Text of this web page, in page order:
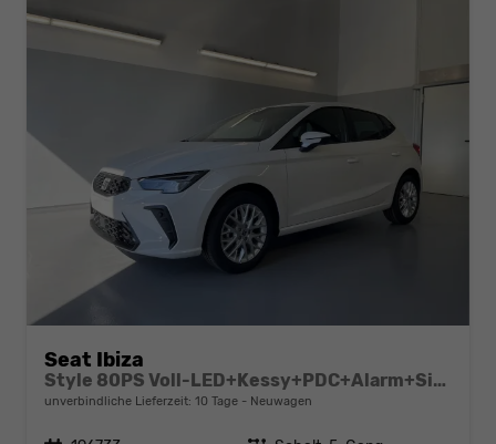
Seat Ibiza
Style 80PS Voll-LED+Kessy+PDC+Alarm+Sitzheizung+Kamera+App-Connect
unverbindliche Lieferzeit: 10 Tage Neuwagen